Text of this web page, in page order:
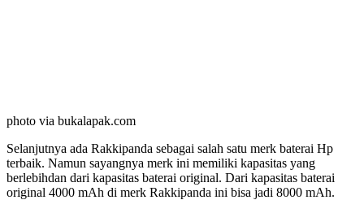
photo via bukalapak.com
Selanjutnya ada Rakkipanda sebagai salah satu merk baterai Hp
terbaik. Namun sayangnya merk ini memiliki kapasitas yang
berlebihdan dari kapasitas baterai original. Dari kapasitas baterai
original 4000 mAh di merk Rakkipanda ini bisa jadi 8000 mAh.